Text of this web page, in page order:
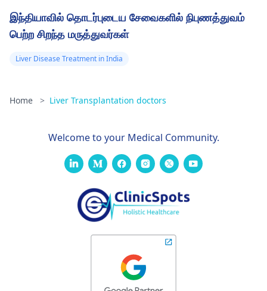
இந்தியாவில் தொடர்புடைய சேவைகளில் நிபுணத்துவம்
பெற்ற சிறந்த மருத்துவர்கள்
Liver Disease Treatment in India
Home > Liver Transplantation doctors
Welcome to your Medical Community.